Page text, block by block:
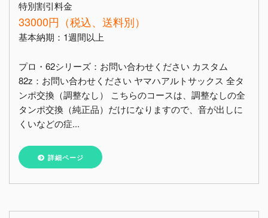
特別割引料金
33000円（税込、送料別）
基本納期：1週間以上
プロ・62シリーズ：お問い合わせください カスタム
82z：お問い合わせください ヤマハアルトサックス 全タ
ンポ交換（調整なし） こちらのコースは、調整なしの全
タンポ交換（純正品）だけになりますので、音が出しに
くいなどの症...
詳細ページ